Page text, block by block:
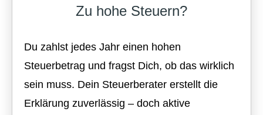
Zu hohe Steuern?
Du zahlst jedes Jahr einen hohen
Steuerbetrag und fragst Dich, ob das wirklich
sein muss. Dein Steuerberater erstellt die
Erklärung zuverlässig – doch aktive